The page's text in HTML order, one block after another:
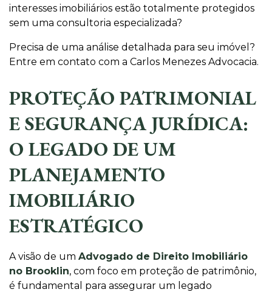
interesses imobiliários estão totalmente protegidos
sem uma consultoria especializada?
Precisa de uma análise detalhada para seu imóvel?
Entre em contato com a Carlos Menezes Advocacia.
PROTEÇÃO PATRIMONIAL
E SEGURANÇA JURÍDICA:
O LEGADO DE UM
PLANEJAMENTO
IMOBILIÁRIO
ESTRATÉGICO
A visão de um Advogado de Direito Imobiliário
no Brooklin, com foco em proteção de patrimônio,
é fundamental para assegurar um legado